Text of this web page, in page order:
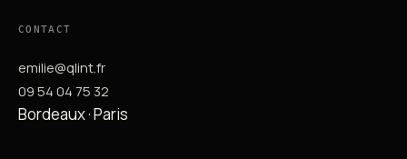
CONTACT
emilie@qlint.fr
09 54 04 75 32
Bordeaux · Paris